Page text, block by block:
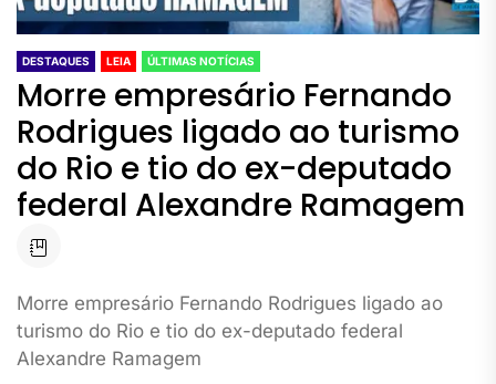
DESTAQUES LEIA ÚLTIMAS NOTÍCIAS
Morre empresário Fernando
Rodrigues ligado ao turismo
do Rio e tio do ex-deputado
federal Alexandre Ramagem
Morre empresário Fernando Rodrigues ligado ao
turismo do Rio e tio do ex-deputado federal
Alexandre Ramagem